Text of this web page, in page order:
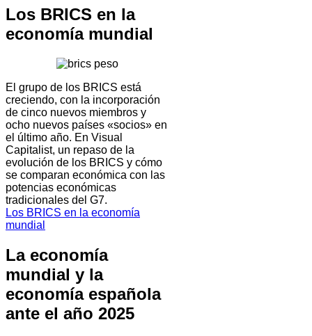
Los BRICS en la
economía mundial
El grupo de los BRICS está
creciendo, con la incorporación
de cinco nuevos miembros y
ocho nuevos países «socios» en
el último año. En Visual
Capitalist, un repaso de la
evolución de los BRICS y cómo
se comparan económica con las
potencias económicas
tradicionales del G7.
Los BRICS en la economía
mundial
La economía
mundial y la
economía española
ante el año 2025